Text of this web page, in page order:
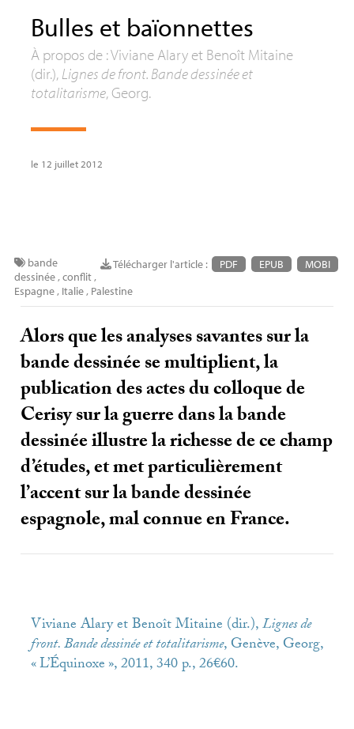
Bulles et baïonnettes
À propos de : Viviane Alary et Benoît Mitaine
(dir.), Lignes de front. Bande dessinée et
totalitarisme, Georg.
le 12 juillet 2012
Télécharger l'article : PDF EPUB MOBI
bande
dessinée,conflit,
Espagne, Italie, Palestine
Alors que les analyses savantes sur la
bande dessinée se multiplient, la
publication des actes du colloque de
Cerisy sur la guerre dans la bande
dessinée illustre la richesse de ce champ
d’études, et met particulièrement
l’accent sur la bande dessinée
espagnole, mal connue en France.
Viviane Alary et Benoît Mitaine (dir.),Lignes de
front. Bande dessinée et totalitarisme, Genève, Georg,
«L’Équinoxe», 2011, 340 p., 26€60.